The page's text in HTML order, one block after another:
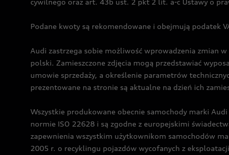
Podane kwoty są rekomendowane i obejmują podatek
Audi zastrzega sobie możliwość wprowadzenia zmian
polski. Zamieszczone zdjęcia mogą przedstawiać
umowie sprzedaży, a określenie parametrów
prezentowane na stronie są aktualne na dzień ich
Wszystkie produkowane obecnie samochody marki
normie ISO 22628 i są zgodne z europejskimi
zapewnienia wszystkim użytkownikom samochodów
2005 r. o recyklingu pojazdów wycofanych z